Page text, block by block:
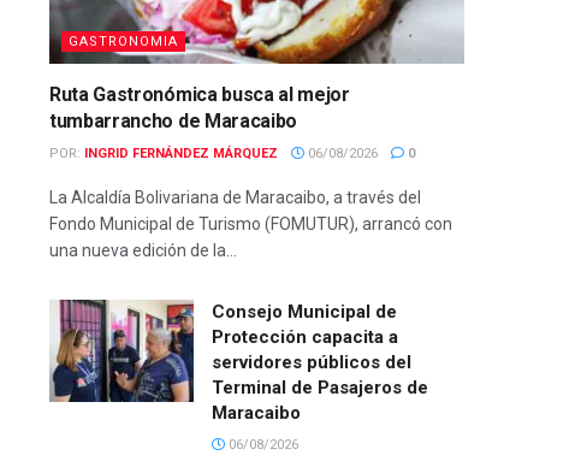
GASTRONOMIA
Ruta Gastronómica busca al mejor
tumbarrancho de Maracaibo
POR: INGRID FERNÁNDEZ MÁRQUEZ 06/08/2026 0
La Alcaldía Bolivariana de Maracaibo, a través del
Fondo Municipal de Turismo (FOMUTUR), arrancó con
una nueva edición de la...
Consejo Municipal de
Protección capacita a
servidores públicos del
Terminal de Pasajeros de
Maracaibo
06/08/2026